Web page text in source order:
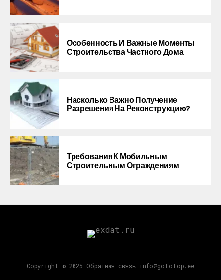
Особенность И Важные Моменты
Строительства Частного Дома
Насколько Важно Получение
Разрешения На Реконструкцию?
Требования К Мобильным
Строительным Ограждениям
Copyright © 2025 Обратная связь info@gototop.ee